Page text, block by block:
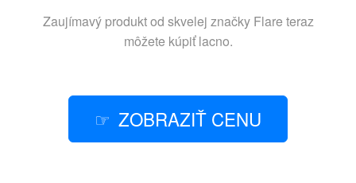
Zaujímavý produkt od skvelej značky Flare teraz
môžete kúpiť lacno.
ZOBRAZIŤ CENU